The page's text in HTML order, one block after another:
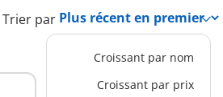
Trier par
Croissant par nom
Croissant par prix
NOUVEAU XS